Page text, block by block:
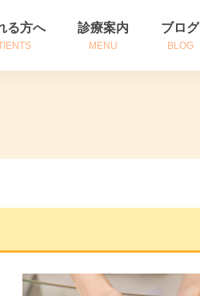
る方へ
ちの方
診療案内
MENU
インフルエンザ治療
ブログ
BLOG